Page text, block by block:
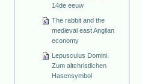
14de eeuw
The rabbit and the
medieval east Anglian
economy
Lepusculus Domini.
Zum altchristlichen
Hasensymbol